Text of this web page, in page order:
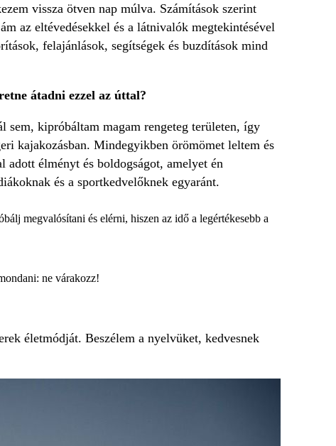
vissza ötven nap múlva. Számítások szerint
az eltévedésekkel és a látnivalók megtekintésével
felajánlások, segítségek és buzdítások mind
átadni ezzel az úttal?
sem, kipróbáltam magam rengeteg területen, így
kajakozásban. Mindegyikben örömömet leltem és
élményt és boldogságot, amelyet én
és a sportkedvelőknek egyaránt.
megvalósítani és elérni, hiszen az idő a legértékesebb a
ne várakozz!
életmódját. Beszélem a nyelvüket, kedvesnek